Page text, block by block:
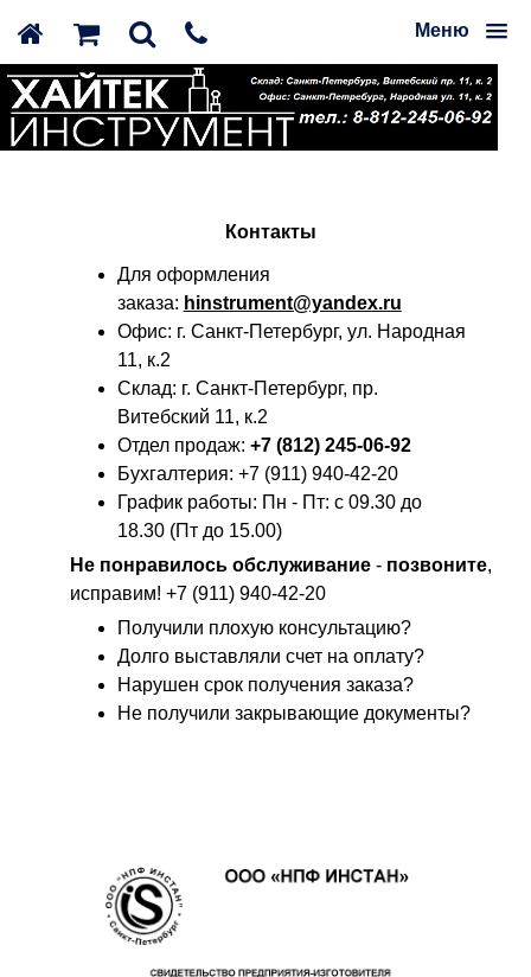
Меню
Контакты
Для оформления
заказа: hinstrument@yandex.ru
Офис: г. Санкт-Петербург, ул. Народная
11, к.2
Склад: г. Санкт-Петербург, пр.
Витебский 11, к.2
Отдел продаж: +7 (812) 245-06-92
Бухгалтерия: +7 (911) 940-42-20
График работы: Пн - Пт: с 09.30 до
18.30 (Пт до 15.00)
Не понравилось обслуживание- позвоните,
исправим! +7 (911) 940-42-20
Получили плохую консультацию?
Долго выставляли счет на оплату?
Нарушен срок получения заказа?
Не получили закрывающие документы?